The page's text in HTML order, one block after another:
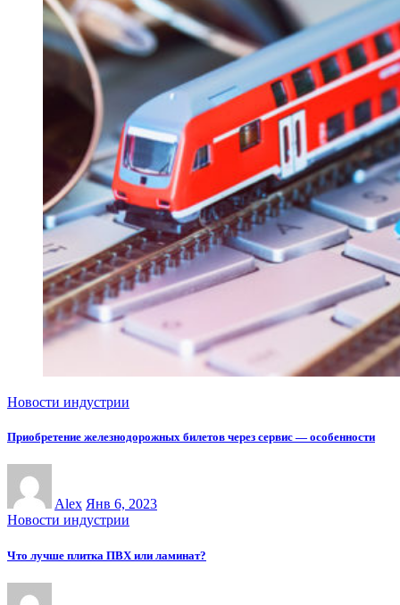
Новости индустрии
Приобретение железнодорожных билетов через сервис — особенности
Alex Янв 6, 2023
Новости индустрии
Что лучше плитка ПВХ или ламинат?